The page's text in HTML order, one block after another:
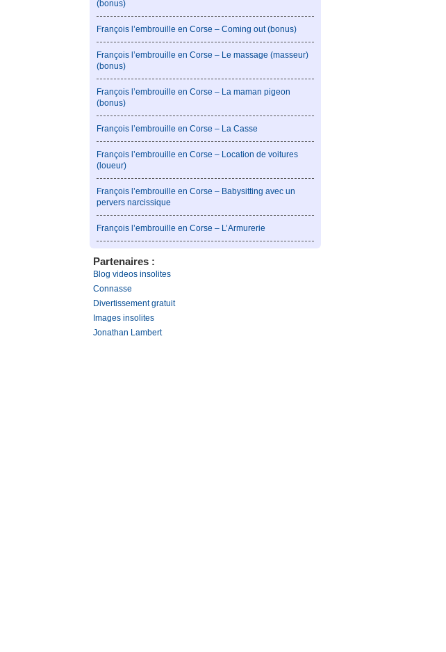
(bonus)
François l’embrouille en Corse – Coming out (bonus)
François l’embrouille en Corse – Le massage (masseur)
(bonus)
François l’embrouille en Corse – La maman pigeon
(bonus)
François l’embrouille en Corse – La Casse
François l’embrouille en Corse – Location de voitures
(loueur)
François l’embrouille en Corse – Babysitting avec un
pervers narcissique
François l’embrouille en Corse – L’Armurerie
Partenaires :
Blog videos insolites
Connasse
Divertissement gratuit
Images insolites
Jonathan Lambert